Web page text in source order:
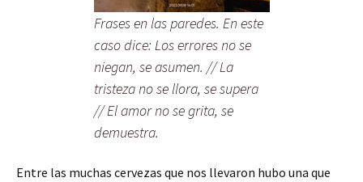
Frases en las paredes. En este
caso dice: Los errores no se
niegan, se asumen. // La
tristeza no se llora, se supera
// El amor no se grita, se
demuestra.
Entre las muchas cervezas que nos llevaron hubo una que